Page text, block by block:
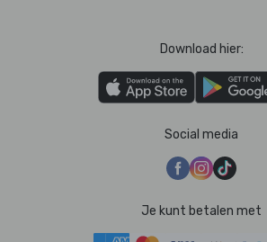
Download hier:
Social media
Je kunt betalen met